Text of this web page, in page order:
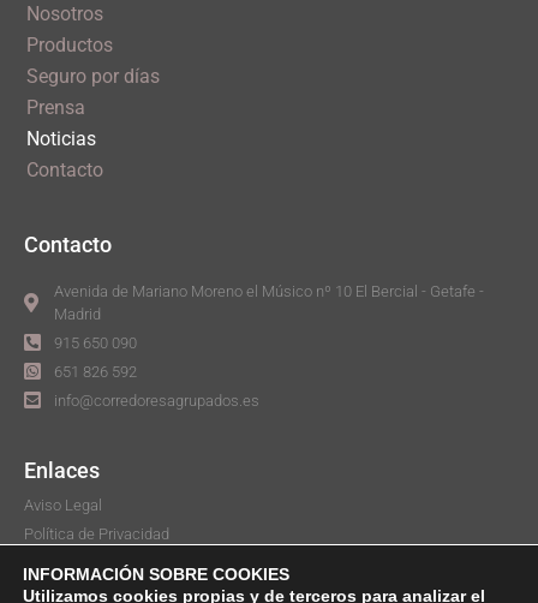
Nosotros
Productos
Seguro por días
Prensa
Noticias
Contacto
Contacto
Avenida de Mariano Moreno el Músico nº 10 El Bercial - Getafe -
Madrid
915 650 090
651 826 592
info@corredoresagrupados.es
Enlaces
Aviso Legal
Política de Privacidad
Aviso de Cookies
Canal ético
INFORMACIÓN SOBRE COOKIES
Utilizamos cookies propias y de terceros para analizar el